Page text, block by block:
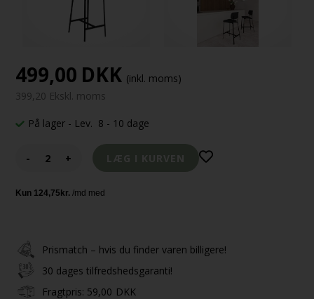
499,00 DKK (inkl. moms)
399,20 Ekskl. moms
På lager - Lev. 8 - 10 dage
- +
Prismatch – hvis du finder varen billigere!
30 dages tilfredshedsgaranti!
Fragtpris: 59,00 DKK